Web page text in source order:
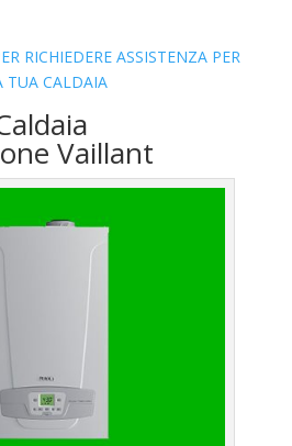
RICHIEDERE ASSISTENZA PER
TUA CALDAIA
Vaillant